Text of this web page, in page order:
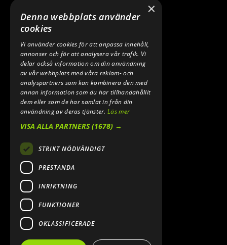
TELEFON:
0640 200 50
E-POST:
INFO@SPEEDSHOPEN.SE
ÅNGRA MITT KÖP
2026. ALL RIGHTS RESERVED.
POWERED BY EMPORI CMS
×
Denna webbplats använder
cookies
Vi använder cookies för att anpassa innehåll,
annonser och för att analysera vår trafik. Vi
delar också information om din användning
av vår webbplats med våra reklam- och
analyspartners som kan kombinera den med
annan information som du har tillhandahållit
dem eller som de har samlat in från din
användning av deras tjänster.Läs mer
VISA ALLA PARTNERS(1678) →
STRIKT NÖDVÄNDIGT
PRESTANDA
INRIKTNING
FUNKTIONER
OKLASSIFICERADE